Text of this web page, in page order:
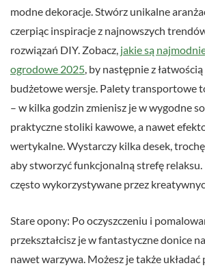
modne dekoracje. Stwórz unikalne
czerpiąc inspiracje z najnowszych
rozwiązań DIY. Zobacz, jakie są
ogrodowe 2025 , by następnie z
budżetowe wersje. Palety transportowe
– w kilka godzin zmienisz je w wygodne
praktyczne stoliki kawowe, a nawet
wertykalne. Wystarczy kilka desek,
aby stworzyć funkcjonalną strefę relaksu.
często wykorzystywane przez
Stare opony: Po oczyszczeniu i
przekształcisz je w fantastyczne donice
nawet warzywa. Możesz je także